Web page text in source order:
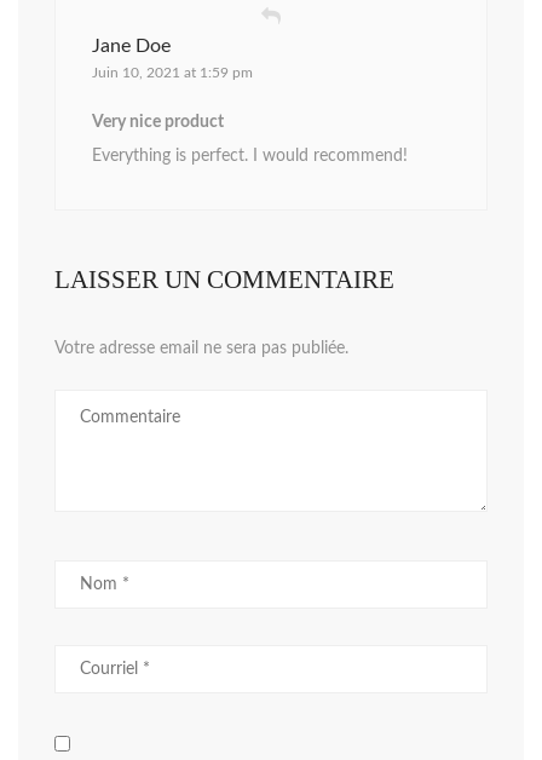
Jane Doe
Juin 10, 2021 at 1:59 pm
Very nice product
Everything is perfect. I would recommend!
LAISSER UN COMMENTAIRE
Votre adresse email ne sera pas publiée.